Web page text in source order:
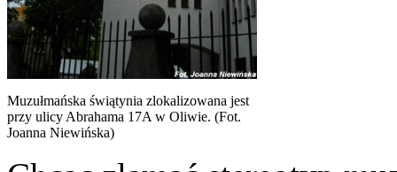
Muzułmańska świątynia zlokalizowana jest
przy ulicy Abrahama 17A w Oliwie. (Fot.
Joanna Niewińska)